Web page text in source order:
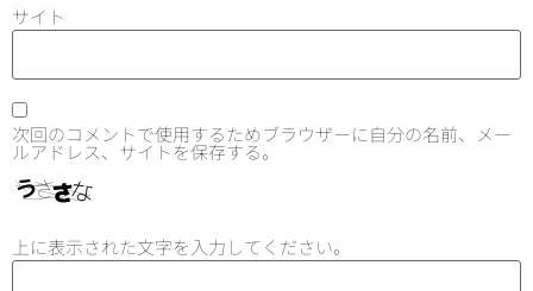
サイト
次回のコメントで使用するためブラウザーに自分の名前、メー
ルアドレス、サイトを保存する。
上に表示された文字を入力してください。